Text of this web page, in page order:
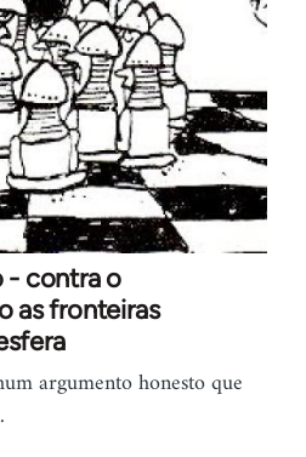
- contra o
as fronteiras
argumento honesto que